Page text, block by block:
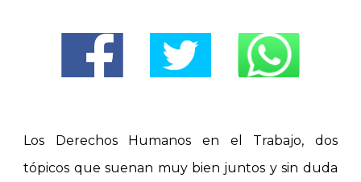
Los Derechos Humanos en el Trabajo, dos
tópicos que suenan muy bien juntos y sin duda